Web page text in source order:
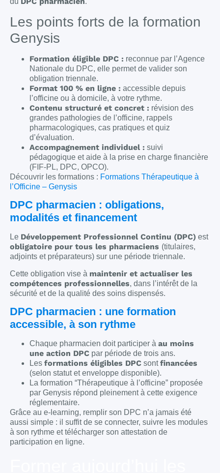
Les points forts de la formation
Genysis
Formation éligible DPC : reconnue par l’Agence
Nationale du DPC, elle permet de valider son
obligation triennale.
Format 100 % en ligne : accessible depuis
l’officine ou à domicile, à votre rythme.
Contenu structuré et concret : révision des
grandes pathologies de l’officine, rappels
pharmacologiques, cas pratiques et quiz
d’évaluation.
Accompagnement individuel : suivi
pédagogique et aide à la prise en charge financière
(FIF-PL, DPC, OPCO).
Découvrir les formations : Formations Thérapeutique à
l’Officine – Genysis
DPC pharmacien : obligations,
modalités et financement
Le Développement Professionnel Continu (DPC) est
obligatoire pour tous les pharmaciens (titulaires,
adjoints et préparateurs) sur une période triennale.
Cette obligation vise à maintenir et actualiser les
compétences professionnelles, dans l’intérêt de la
sécurité et de la qualité des soins dispensés.
DPC pharmacien : une formation
accessible, à son rythme
Chaque pharmacien doit participer à au moins
une action DPC par période de trois ans.
Les formations éligibles DPC sontfinancées
(selon statut et enveloppe disponible).
La formation “Thérapeutique à l’officine” proposée
par Genysis répond pleinement à cette exigence
réglementaire.
Grâce au e-learning, remplir son DPC n’a jamais été
aussi simple : il suffit de se connecter, suivre les modules
à son rythme et télécharger son attestation de
participation en ligne.